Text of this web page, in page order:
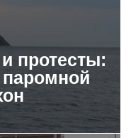
протесты:
паромной